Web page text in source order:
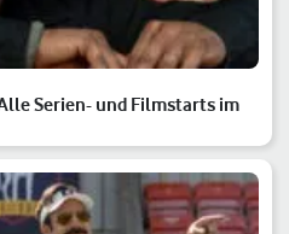
Serien- und Filmstarts im